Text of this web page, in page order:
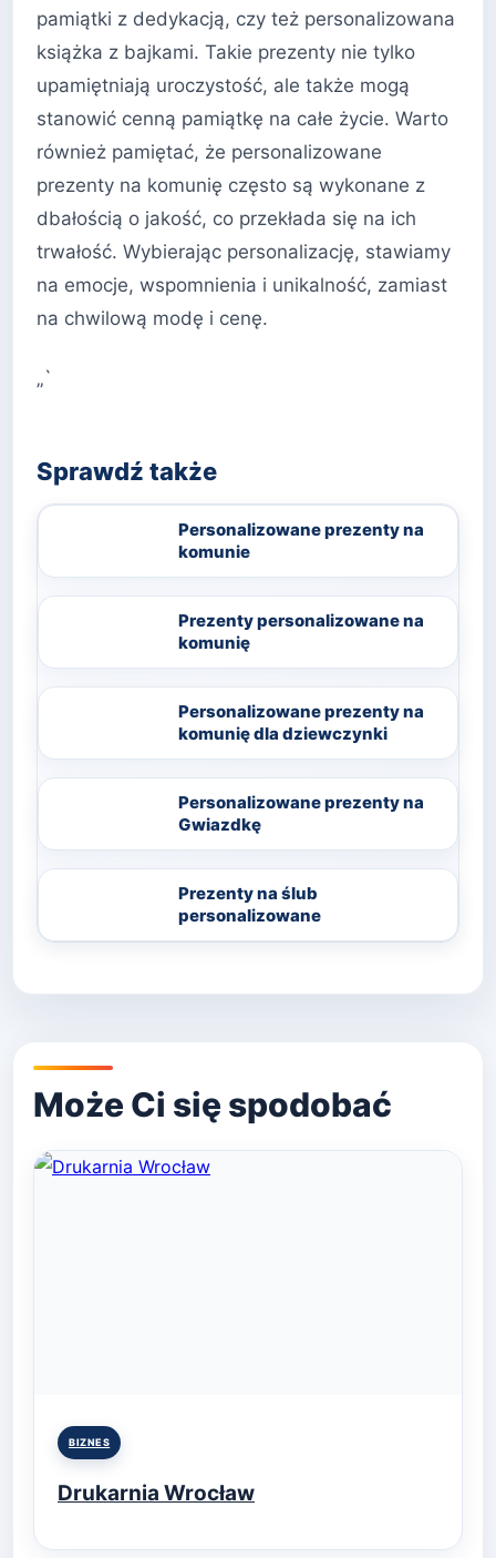
pamiątki z dedykacją, czy też personalizowana
książka z bajkami. Takie prezenty nie tylko
upamiętniają uroczystość, ale także mogą
stanowić cenną pamiątkę na całe życie. Warto
również pamiętać, że personalizowane
prezenty na komunię często są wykonane z
dbałością o jakość, co przekłada się na ich
trwałość. Wybierając personalizację, stawiamy
na emocje, wspomnienia i unikalność, zamiast
na chwilową modę i cenę.
„`
Sprawdź także
Personalizowane prezenty na
komunie
Prezenty personalizowane na
komunię
Personalizowane prezenty na
komunię dla dziewczynki
Personalizowane prezenty na
Gwiazdkę
Prezenty na ślub
personalizowane
Posted
BIZNES
Drukarnia Wrocław